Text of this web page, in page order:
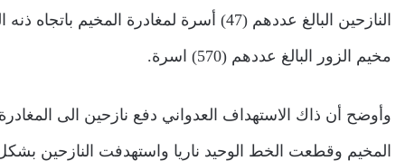
مخيم الزور البالغ عددهم (570) اسرة. ‏
المخيم وقطعت الخط الوحيد ناريا واستهدفت النازحين